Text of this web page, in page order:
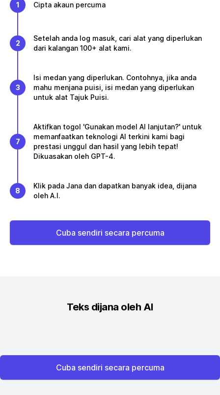
1 Cipta akaun percuma
2
Setelah anda log masuk, cari alat yang diperlukan
dari kalangan 100+ alat kami.
3
Isi medan yang diperlukan. Contohnya, jika anda
mahu menjana puisi, isi medan yang diperlukan
untuk alat Tajuk Puisi.
7
Aktifkan togol 'Gunakan model AI lanjutan?' untuk
memanfaatkan teknologi AI terkini kami bagi
prestasi unggul dan hasil yang lebih tepat!
Dikuasakan oleh GPT-4.
8
Klik pada Jana dan dapatkan banyak idea, dijana
oleh A.I.
Cuba sendiri secara percuma
Teks dijana oleh AI
Cuba sendiri secara percuma